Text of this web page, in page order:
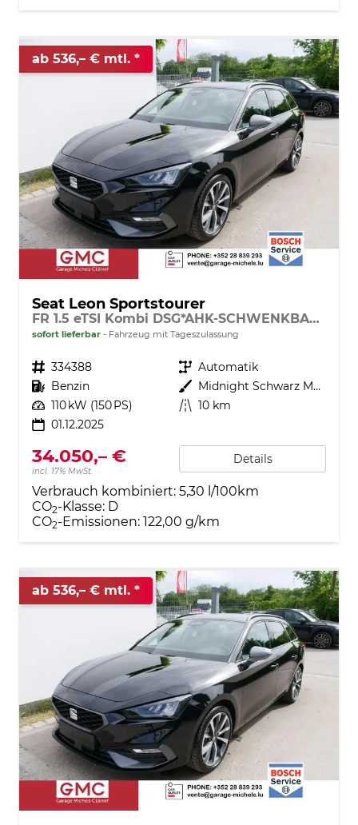
ab 536,– € mtl.
Seat Leon Sportstourer
FR 1.5 eTSI Kombi DSG*AHK-SCHWENKBAR*NAVI*TEMPOMAT*3-ZONE KILMAAUTOMATIK
sofort lieferbar Fahrzeug mit Tageszulassung
Fahrzeugnr. 334388 Getriebe Automatik
Kraftstoff Benzin Außenfarbe
Midnight Schwarz Metallic
Leistung 110 kW (150 PS) Kilometerstand 10 km
01.12.2025
34.050,– €
incl. 17% MwSt.
Details
Verbrauch kombiniert: 5,30 l/100km
CO2-Klasse: D
CO2-Emissionen: 122,00 g/km
ab 536,– € mtl.